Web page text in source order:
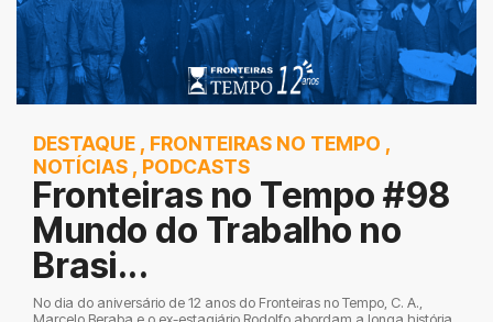
DESTAQUE , FRONTEIRAS NO TEMPO ,
NOTÍCIAS , PODCASTS
Fronteiras no Tempo #98
Mundo do Trabalho no
Brasi...
No dia do aniversário de 12 anos do Fronteiras no Tempo, C. A.,